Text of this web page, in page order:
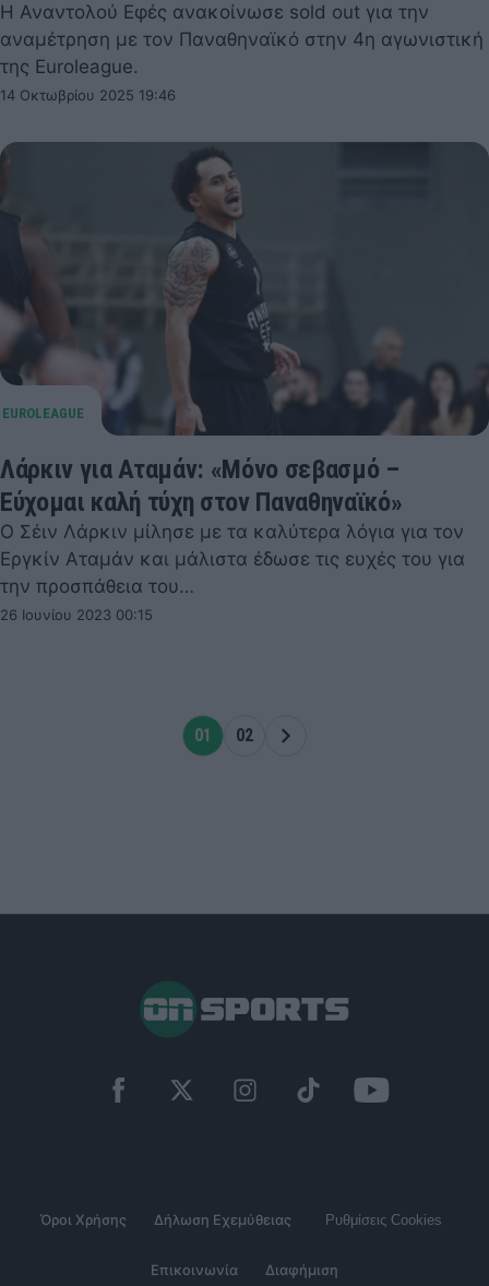
Η Αναντολού Εφές ανακοίνωσε sold out για την
αναμέτρηση με τον Παναθηναϊκό στην 4η αγωνιστική
της Euroleague.
14 Οκτωβρίου 2025 19:46
Λάρκιν για Αταμάν: «Μόνο σεβασμό –
Εύχομαι καλή τύχη στον Παναθηναϊκό»
Ο Σέιν Λάρκιν μίλησε με τα καλύτερα λόγια για τον
Εργκίν Αταμάν και μάλιστα έδωσε τις ευχές του για
την προσπάθεια του…
26 Ιουνίου 2023 00:15
01 02
Όροι Χρήσης Δήλωση Εχεμύθειας Ρυθμίσεις Cookies
Επικοινωνία Διαφήμιση